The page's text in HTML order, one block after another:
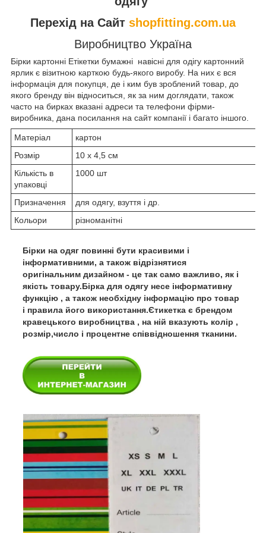
Перехід на Сайт shopfitting.com.ua
Виробництво Україна
Бірки картонні Етікетки бумажні навісні для одігу картонний
ярлик є візитною карткою будь-якого виробу. На них є вся
інформація для покупця, де і ким був зроблений товар, до
якого бренду він відноситься, як за ним доглядати, також
часто на бирках вказані адреси та телефони фірми-
виробника, дана посилання на сайт компанії і багато іншого.
Матеріал
картон
Розмір
10 х 4,5 см
Кількість в
упаковці
1000 шт
Призначення
для одягу, взуття і др.
Кольори
різноманітні
Бірки на одяг повинні бути красивими і
інформативними, а також відрізнятися
оригінальним дизайном - це так само важливо, як і
якість товару.Бірка для одягу несе інформативну
функцію , а також необхідну інформацію про товар
і правила його використання.Єтикетка є брендом
кравецького виробництва , на ній вказують колір ,
розмір,число і процентне співвідношення тканини.